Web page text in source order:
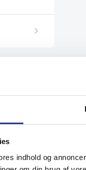
indhold og
48% Populært